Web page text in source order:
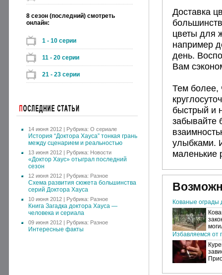
8 сезон (последний) смотреть
онлайн:
1 - 10 серии
11 - 20 серии
21 - 23 серии
14 июня 2012 | Рубрика: О сериале
История “Доктора Хауса” тонкая грань
между сценарием и реальностью
13 июня 2012 | Рубрика: Новости
«Доктор Хаус» отыграл последний
сезон
12 июня 2012 | Рубрика: Разное
Схема развития сюжета большинства
серий Доктора Хауса
10 июня 2012 | Рубрика: Разное
Книга Загадка доктора Хауса —
человека и сериала
09 июня 2012 | Рубрика: Разное
Интересные факты
Доставка
цветы для
например
день.
Вам
Тем более,
быстрый и
забывайте
улыбками.
маленькие
Кованые ограды
Избавляемся от